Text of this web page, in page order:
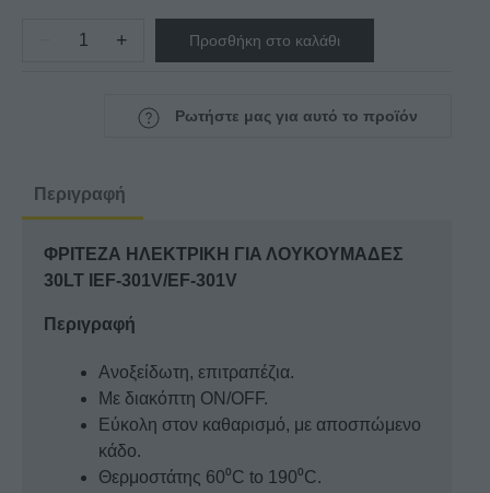
ΦΡΙΤΕΖΑ
ΛΟΥΚΟΥΜΑΔΕΣ
IEF-
301V/EF-
ποσότητα
+ Προσθήκη στο καλάθι
Ρωτήστε μας για αυτό το προϊόν
Περιγραφή
ΦΡΙΤΕΖΑ ΗΛΕΚΤΡΙΚΗ ΓΙΑ ΛΟΥΚΟΥΜΑΔΕΣ
30LT IEF-301V/EF-301V
Περιγραφή
Ανοξείδωτη, επιτραπέζια.
Με διακόπτη ON/OFF.
Εύκολη στον καθαρισμό, με αποσπώμενο
κάδο.
Θερμοστάτης 60⁰C to 190⁰C.